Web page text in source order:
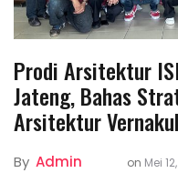
Prodi Arsitektur
Jateng, Bahas
Arsitektur
By Admin on Mei